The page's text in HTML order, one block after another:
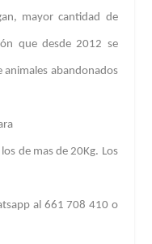
mayor cantidad de
que desde 2012 se
animales abandonados
de mas de 20Kg. Los
al 661 708 410 o